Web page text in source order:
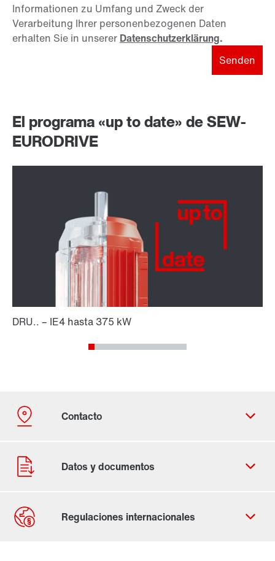
Informationen zu Umfang und Zweck der
Verarbeitung Ihrer personenbezogenen Daten
erhalten Sie in unserer Datenschutzerklärung.
Senden
El programa «up to date» de SEW-
EURODRIVE